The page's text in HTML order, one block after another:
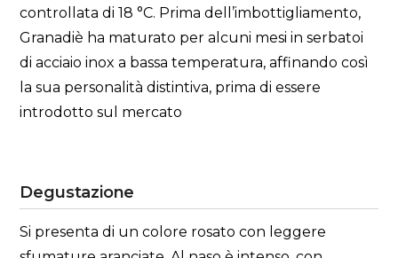
controllata di 18 °C. Prima dell’imbottigliamento,
Granadiè ha maturato per alcuni mesi in serbatoi
di acciaio inox a bassa temperatura, affinando così
la sua personalità distintiva, prima di essere
introdotto sul mercato
Degustazione
Si presenta di un colore rosato con leggere